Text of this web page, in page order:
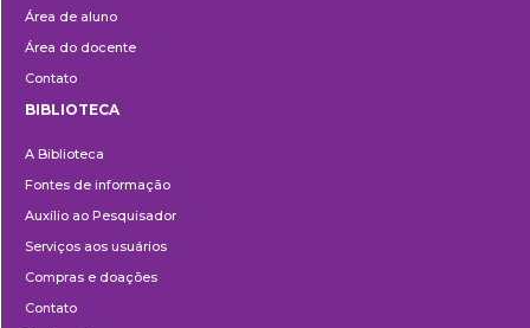
Área de aluno
Área do docente
Contato
BIBLIOTECA
A Biblioteca
Fontes de informação
Auxílio ao Pesquisador
Serviços aos usuários
Compras e doações
Contato